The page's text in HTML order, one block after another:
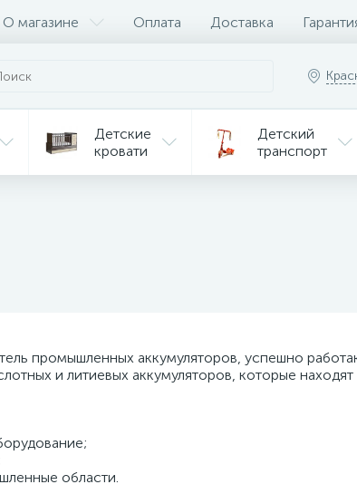
О магазине Оплата Доставка
Детские
кровати
Детский
транспорт
промышленных аккумуляторов, успешно
и литиевых аккумуляторов, которые
области.